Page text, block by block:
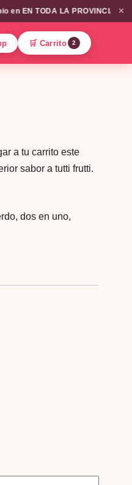
TODA LA PROVINCIA DE ✕
🛒 Carrito 2
a tu carrito este
sabor a tutti frutti.
, dos en uno,